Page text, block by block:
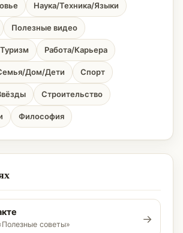
Наука/Техника/Языки
Полезные видео
Работа/Карьера
Дом/Дети Спорт
Строительство
Философия
советы» →